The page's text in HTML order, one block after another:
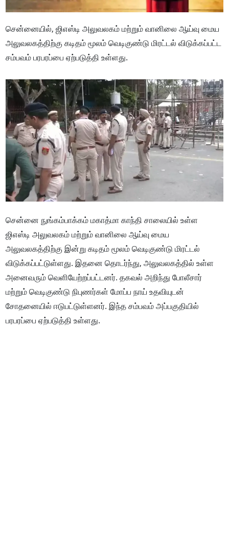
சென்னையில், ஜிஎஸ்டி அலுவலகம் மற்றும் வானிலை ஆய்வு மைய
அலுவலகத்திற்கு கடிதம் மூலம் வெடிகுண்டு மிரட்டல் விடுக்கப்பட்ட
சம்பவம் பரபரப்பை ஏற்படுத்தி உள்ளது.
சென்னை நுங்கம்பாக்கம் மகாத்மா காந்தி சாலையில் உள்ள
ஜிஎஸ்டி அலுவலகம் மற்றும் வானிலை ஆய்வு மைய
அலுவலகத்திற்கு இன்று கடிதம் மூலம் வெடிகுண்டு மிரட்டல்
விடுக்கப்பட்டுள்ளது. இதனை தொடர்ந்து, அலுவலகத்தில் உள்ள
அனைவரும் வெளியேற்றப்பட்டனர். தகவல் அறிந்து போலீசார்
மற்றும் வெடிகுண்டு நிபுணர்கள் மோப்ப நாய் உதவியுடன்
சோதனையில் ஈடுபட்டுள்ளனர். இந்த சம்பவம் அப்பகுதியில்
பரபரப்பை ஏற்படுத்தி உள்ளது.